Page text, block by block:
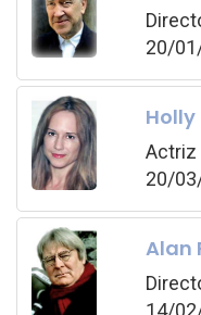
20/
Actriz
20/
Alan
14/